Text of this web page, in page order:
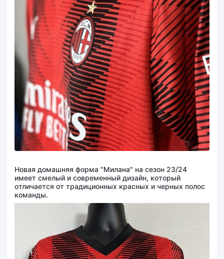
Новая домашняя форма "Милана" на сезон 23/24
имеет смелый и современный дизайн, который
отличается от традиционных красных и черных полос
команды.